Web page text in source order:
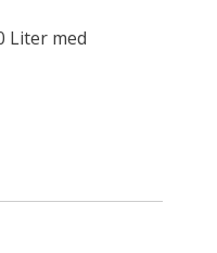
Liter med